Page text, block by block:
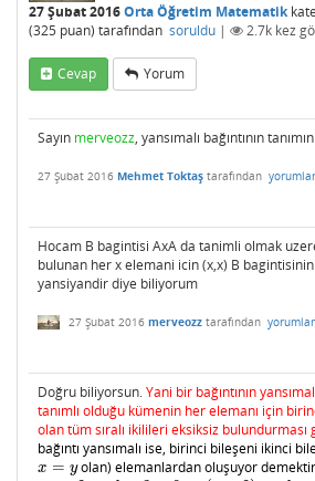
27 Şubat 2016Orta Öğretim Matematik
(325 puan) tarafından soruldu | 2.7k kez
Cevap Yorum
Sayın merveozz, yansımalı bağıntının
27 Şubat 2016 Mehmet Toktaş tarafından
Hocam B bagintisi AxA da tanimli olmak
bulunan her x elemani icin (x,x) B
yansiyandir diye biliyorum
27 Şubat 2016 merveozz tarafından
Doğru biliyorsun.Yani bir bağıntının
tanımlı olduğu kümenin her elemanı için
olan tüm sıralı ikilileri eksiksiz bulundurması
bağıntı yansımalı ise, birinci bileşeni ikinci
x = y
x= y olan) elemanlardan oluşuyor